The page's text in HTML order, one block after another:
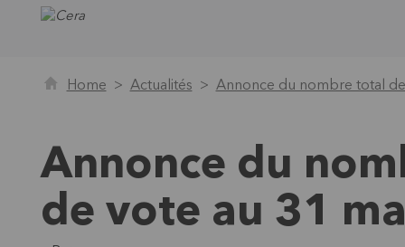
Home Actualités Annonce du nombre total
Annonce du
de vote au 31